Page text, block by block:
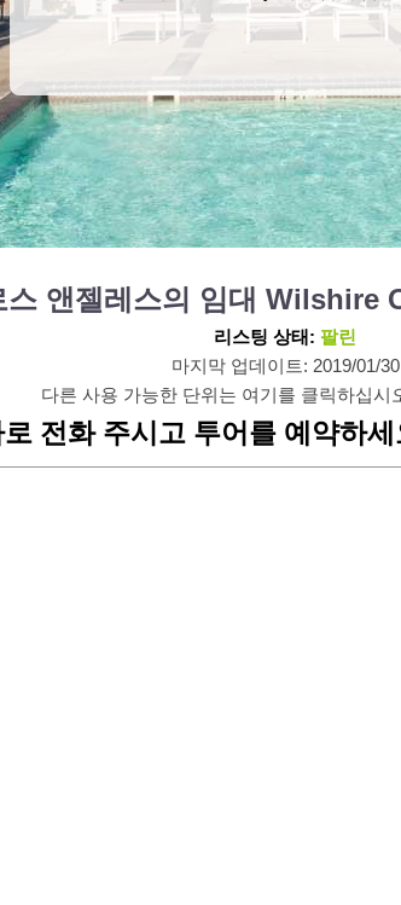
앤젤레스의 임대
리스팅 상태: 팔린
마지막 업데이트: 2019/01/30
다른 사용 가능한 단위는 여기를 클릭하십시
전화 주시고 투어를 예약하세